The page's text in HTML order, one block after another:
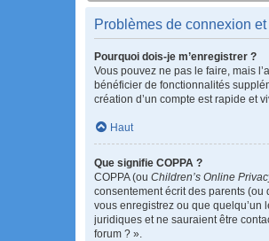
Problèmes de connexion et
Pourquoi dois-je m’enregistrer ?
Vous pouvez ne pas le faire, mais
bénéficier de fonctionnalités
création d’un compte est rapide et
Haut
Que signifie COPPA ?
COPPA (ou Children’s Online
consentement écrit des parents (ou
vous enregistrez ou que
juridiques et ne sauraient être
forum ? ».